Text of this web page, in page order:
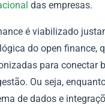
das empresas.
é viabilizado
do open finance,
para conectar
Ou seja,
de dados e